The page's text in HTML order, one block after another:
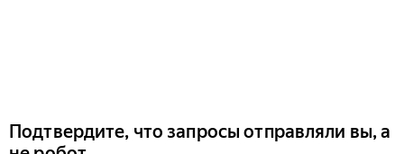
Подтвердите, что запросы отправляли вы, а